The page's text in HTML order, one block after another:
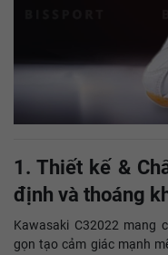
1. Thiết kế &
định và thoáng
Kawasaki C32022 mang
gọn tạo cảm giác mạnh